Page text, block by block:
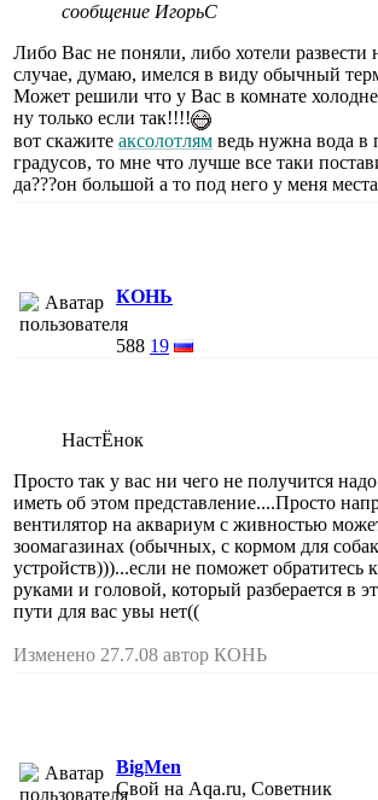
сообщение ИгорьC
Либо Вас не поняли, либо хотели
случае, думаю, имелся в виду обычный
Может решили что у Вас в комнате
ну только если так!!!!
вот скажите аксолотлям ведь нужна вода в
градусов, то мне что лучше все таки
да???он большой а то под него у меня
КОНЬ
588 19
НастЁнок
Просто так у вас ни чего не получится надо
иметь об этом представление....Просто
вентилятор на аквариум с живностью
зоомагазинах (обычных, с кормом для
устройств)))...если не поможет обратитесь
руками и головой, который разберается в
пути для вас увы нет((
Изменено 27.7.08 автор КОНЬ
BigMen
Свой на Aqa.ru, Советник